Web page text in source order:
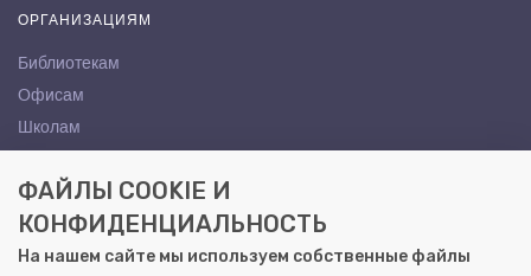
ОРГАНИЗАЦИЯМ
Библиотекам
Офисам
Школам
КОНТАКТЫ
Саратов, ул. Осипова, 10А
+7 (8452) 72-65-65
ФАЙЛЫ COOKIE И
КОНФИДЕНЦИАЛЬНОСТЬ
На нашем сайте мы используем собственные файлы